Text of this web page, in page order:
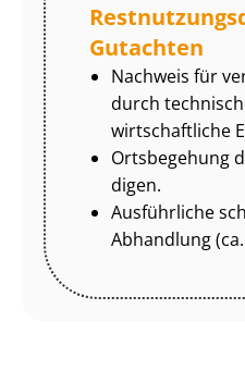
Gutachten
Nachweis für
durch
wirtschaftliche
Ortsbegehung
di­gen.
Ausführliche
Abhandlung